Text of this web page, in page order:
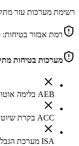
רשימת מערכות עזר
רמת אבזור בטיחות:
מערכות בטיחות
AEB בלימה אוטונומית
ACC בקרת שיוט אדפטיבית
ISA מערכת הגבלה אוטומטית למהירות הרכב